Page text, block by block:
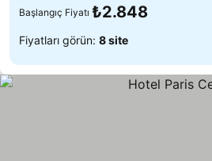
Başlangıç Fiyatı ₺2.848
Fiyatları görün: 8 site